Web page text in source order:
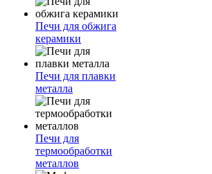
Печи для обжига
керамики
Печи для плавки
металла
Печи для
термообработки
металлов